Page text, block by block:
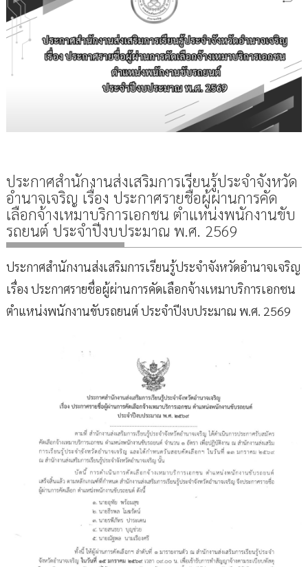
ประกาศสำนักงานส่งเสริมการเรียนรู้ประจำจังหวัด
อำนาจเจริญ เรื่อง ประกาศรายชื่อผู้ผ่านการคัด
เลือกจ้างเหมาบริการเอกชน ตำแหน่งพนักงานขับ
รถยนต์ ประจำปีงบประมาณ พ.ศ. 2569
ประกาศสำนักงานส่งเสริมการเรียนรู้ประจำจังหวัดอำนาจเจริญ
เรื่อง ประกาศรายชื่อผู้ผ่านการคัดเลือกจ้างเหมาบริการเอกชน
ตำแหน่งพนักงานขับรถยนต์ ประจำปีงบประมาณ พ.ศ. 2569